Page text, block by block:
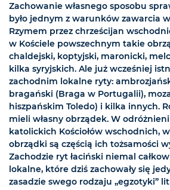
Zachowanie własnego sposobu
było jednym z warunków zawarcia
Rzymem przez chrześcijan
w Kościele powszechnym takie
chaldejski, koptyjski, maronicki,
kilka syryjskich. Ale już wcześniej
zachodnim lokalne ryty:
bragański (Braga w Portugalii),
hiszpańskim Toledo) i kilka innych.
mieli własny obrządek. W
katolickich Kościołów wschodnich,
obrządki są częścią ich tożsamości
Zachodzie ryt łaciński niemal
lokalne, które dziś zachowały się
zasadzie swego rodzaju „egzotyki”